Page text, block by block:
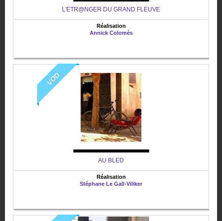
L'ETR@NGER DU GRAND FLEUVE
Réalisation
Annick Colomès
VOD
AU BLED
Réalisation
Stéphane Le Gall-Viliker